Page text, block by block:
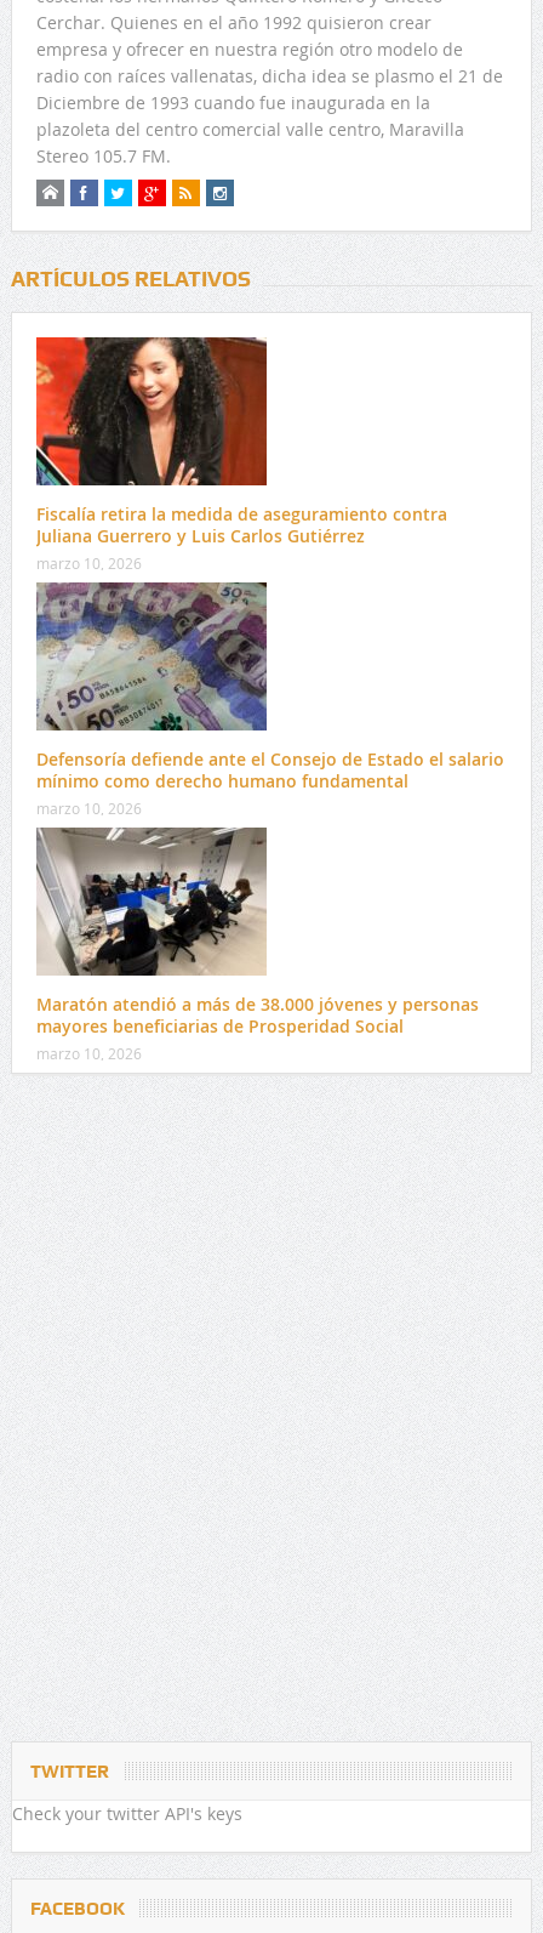
Cerchar. Quienes en el año 1992 quisieron crear
empresa y ofrecer en nuestra región otro modelo de
radio con raíces vallenatas, dicha idea se plasmo el 21 de
Diciembre de 1993 cuando fue inaugurada en la
plazoleta del centro comercial valle centro, Maravilla
Stereo 105.7 FM.
ARTÍCULOS RELATIVOS
Fiscalía retira la medida de aseguramiento contra
Juliana Guerrero y Luis Carlos Gutiérrez
marzo 10, 2026
Defensoría defiende ante el Consejo de Estado el salario
mínimo como derecho humano fundamental
marzo 10, 2026
Maratón atendió a más de 38.000 jóvenes y personas
mayores beneficiarias de Prosperidad Social
marzo 10, 2026
TWITTER
Check your twitter API's keys
FACEBOOK